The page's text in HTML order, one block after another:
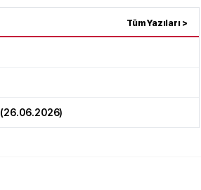
Tüm Yazıları >
(26.06.2026)